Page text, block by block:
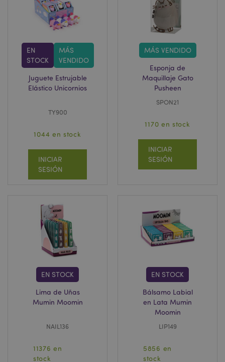
EN
STOCK
MÁS
VENDIDO
Juguete Estrujable
Elástico Unicornios
TY900
1044 en stock
INICIAR
SESIÓN
MÁS VENDIDO
Esponja de
Maquillaje Gato
Pusheen
SPON21
1170 en stock
INICIAR
SESIÓN
EN STOCK
Lima de Uñas
Mumin Moomin
NAIL136
11376 en
stock
EN STOCK
Bálsamo Labial
en Lata Mumin
Moomin
LIP149
5856 en
stock
mage-cache-storage
Adobe Inc.
www.puckator.es
mage-cache-storage-section-
invalidation
Adobe Inc.
www.puckator.es
form_key
Adobe Inc.
.www.puckator.es
PHP.net
Política de privacidad de